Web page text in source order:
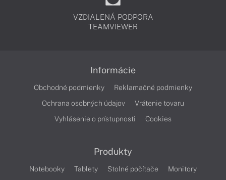
VZDIALENÁ PODPORA
TEAMVIEWER
Informácie
Obchodné podmienky
Reklamačné podmienky
Ochrana osobných údajov
Vrátenie tovaru
Vyhlásenie o prístupnosti
Cookies
Produkty
Notebooky Tablety Stolné počítače
Monitory